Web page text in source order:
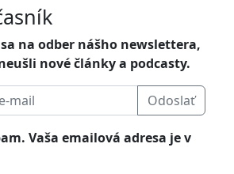
na odber nášho newslettera,
nové články a podcasty.
Odoslať
Vaša emailová adresa je v